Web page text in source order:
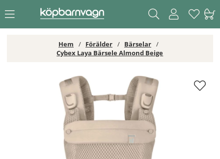
Hem Förälder
Bärselar
Cybex Laya Bärsele Almond Beige
Cybex Laya Bärsele Almond Beige